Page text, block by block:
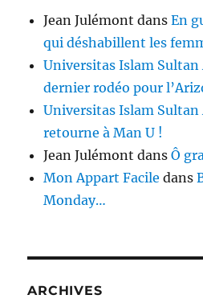
Jean Julémont dansEn
qui déshabillent les
Universitas Islam Sultan
dernier rodéo pour
Universitas Islam Sultan
retourne à Man U !
Jean Julémont dansÔ
Mon Appart Facile dans
Monday…
ARCHIVES